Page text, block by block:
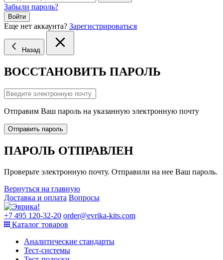
Забыли пароль?
Войти
Еще нет аккаунта? Зарегистрироваться
Назад
ВОССТАНОВИТЬ ПАРОЛЬ
Отправим Ваш пароль на указанную электронную почту
Отправить пароль
ПАРОЛЬ ОТПРАВЛЕН
Проверьте электронную почту. Отправили на нее Ваш пароль.
Вернуться на главную
Доставка и оплата Вопросы
+7 495 120-32-20 order@evrika-kits.com
Каталог товаров
Аналитические стандарты
Тест-системы